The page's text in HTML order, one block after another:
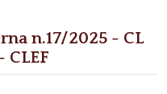
n.17/2025 - CL
CLEF